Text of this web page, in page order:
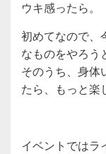
ウキ感ったら。
初めてなので、
なものをやろう
そのうち、身体
たら、もっと楽
イベントではラ